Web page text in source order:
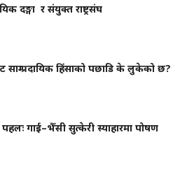
दङ्गा र संयुक्त राष्ट्रसंघ
हिंसाको पछाडि के लुकेको छ?
गाई–भैँसी सुत्केरी स्याहारमा पोषण